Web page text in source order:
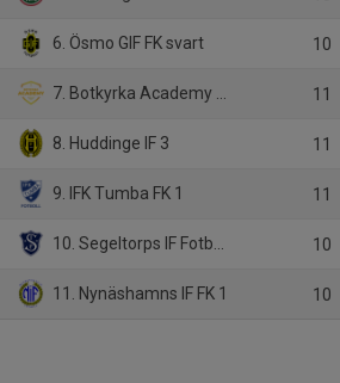
6. Ösmo GIF FK svart 10
7. Botkyrka Academy FC vit 11
8. Huddinge IF 3 11
9. IFK Tumba FK 1 11
10. Segeltorps IF Fotboll Vit 10
11. Nynäshamns IF FK 1 10